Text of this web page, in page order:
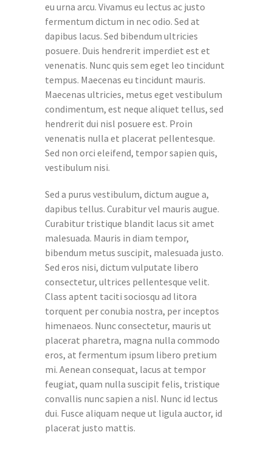
eu urna arcu. Vivamus eu lectus ac justo
fermentum dictum in nec odio. Sed at
dapibus lacus. Sed bibendum ultricies
posuere. Duis hendrerit imperdiet est et
venenatis. Nunc quis sem eget leo tincidunt
tempus. Maecenas eu tincidunt mauris.
Maecenas ultricies, metus eget vestibulum
condimentum, est neque aliquet tellus, sed
hendrerit dui nisl posuere est. Proin
venenatis nulla et placerat pellentesque.
Sed non orci eleifend, tempor sapien quis,
vestibulum nisi.
Sed a purus vestibulum, dictum augue a,
dapibus tellus. Curabitur vel mauris augue.
Curabitur tristique blandit lacus sit amet
malesuada. Mauris in diam tempor,
bibendum metus suscipit, malesuada justo.
Sed eros nisi, dictum vulputate libero
consectetur, ultrices pellentesque velit.
Class aptent taciti sociosqu ad litora
torquent per conubia nostra, per inceptos
himenaeos. Nunc consectetur, mauris ut
placerat pharetra, magna nulla commodo
eros, at fermentum ipsum libero pretium
mi. Aenean consequat, lacus at tempor
feugiat, quam nulla suscipit felis, tristique
convallis nunc sapien a nisl. Nunc id lectus
dui. Fusce aliquam neque ut ligula auctor, id
placerat justo mattis.